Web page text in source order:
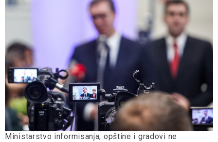
Ministarstvo informisanja, opštine i gradovi ne